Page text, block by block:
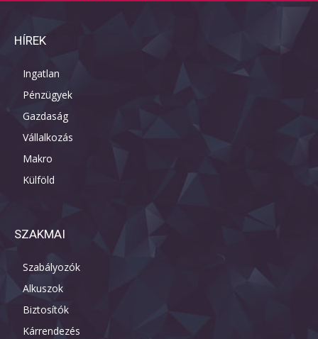
HÍREK
Ingatlan
Pénzügyek
Gazdaság
Vállalkozás
Makro
Külföld
SZAKMAI
Szabályozók
Alkuszok
Biztosítók
Kárrendezés